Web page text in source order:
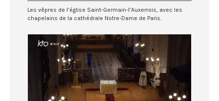
Les vêpres de l’église Saint-Germain-l’Auxerrois, avec les
chapelains de la cathédrale Notre-Dame de Paris.